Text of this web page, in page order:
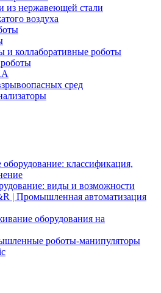
из нержавеющей стали
воздуха
и коллаборативные роботы
сред
классификация,
виды и возможности
| Промышленная автоматизация
оборудования на
роботы-манипуляторы